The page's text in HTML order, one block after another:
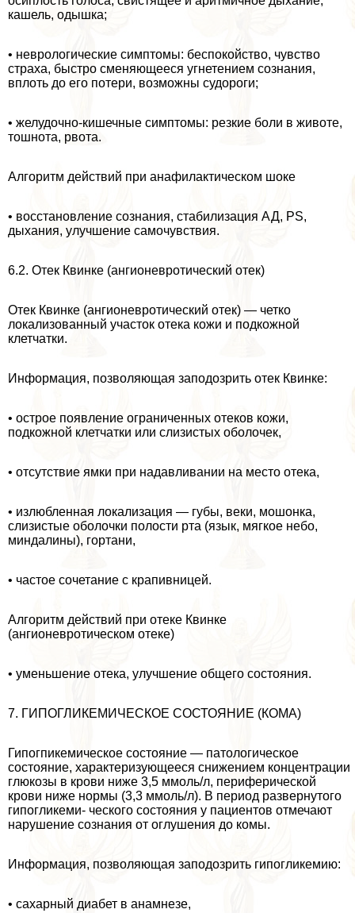
кашель, одышка;
• неврологические симптомы: беспокойство, чувство
стpaxa, быстро сме­няющееся угнетением сознания,
вплоть до его потери, возможны судороги;
• желудочно-кишечные симптомы: резкие боли в животе,
тошнота, рвота.
Алгоритм действий при анафилактическом шоке
• восстановление сознания, стабилизация АД, PS,
дыхания, улучшение самочувствия.
6.2. Отек Квинке (ангионевротический отек)
Отек Квинке (ангионевротический отек) — четко
локализованный участок отека кожи и подкожной
клетчатки.
Информация, позволяющая заподозрить отек Квинке:
• острое появление ограниченных отеков кожи,
подкожной клетчатки или слизистых оболочек,
• отсутствие ямки при надавливании на место отека,
• излюбленная локализация — губы, веки, мошонка,
слизистые оболочки полости рта (язык, мягкое небо,
миндалины), гортани,
• частое сочетание с крапивницей.
Алгоритм действий при отеке Квинке
(ангионевротическом отеке)
• уменьшение отека, улучшение общего состояния.
7. ГИПОГЛИКЕМИЧЕСКОЕ СОСТОЯНИЕ (КОМА)
Гипогпикемическое состояние — патологическое
состояние, хаpaктеризую­щееся снижением концентрации
глюкозы в крови ниже 3,5 ммоль/л, перифери­ческой
крови ниже нормы (3,3 ммоль/л). В период развернутого
гипогликеми- ческого состояния у пациентов отмечают
нарушение сознания от оглушения до комы.
Информация, позволяющая заподозрить гипогликемию:
• сахарный диабет в анамнезе,